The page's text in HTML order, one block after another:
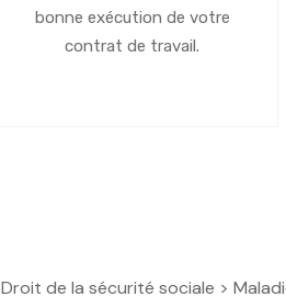
bonne exécution de votre
contrat de travail.
Droit de la sécurité sociale >